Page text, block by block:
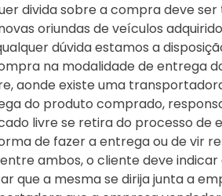
divida sobre a compra deve
oriundas de veículos
dúvida estamos a
na modalidade de entrega
aonde existe uma
do produto comprado,
livre se retira do processo de
de fazer a entrega ou de vir
ambos, o cliente deve
que a mesma se dirija junta a